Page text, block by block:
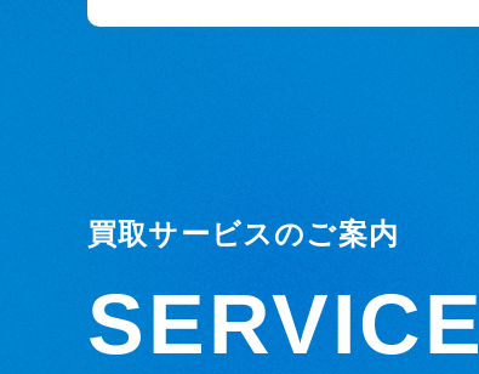
買取サービスのご案内
SERVICE